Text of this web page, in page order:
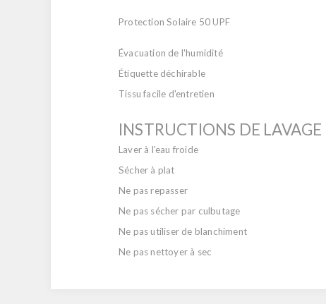
Protection Solaire 50 UPF
Évacuation de l'humidité
Étiquette déchirable
Tissu facile d'entretien
INSTRUCTIONS DE LAVAGE
Laver à l'eau froide
Sécher à plat
Ne pas repasser
Ne pas sécher par culbutage
Ne pas utiliser de blanchiment
Ne pas nettoyer à sec